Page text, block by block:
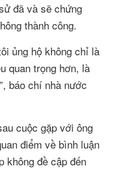
đã và sẽ chứng
thành công.
ủng hộ không chỉ là
quan trọng hơn, là
báo chí nhà nước
cuộc gặp với ông
điểm về bình luận
không đề cập đến